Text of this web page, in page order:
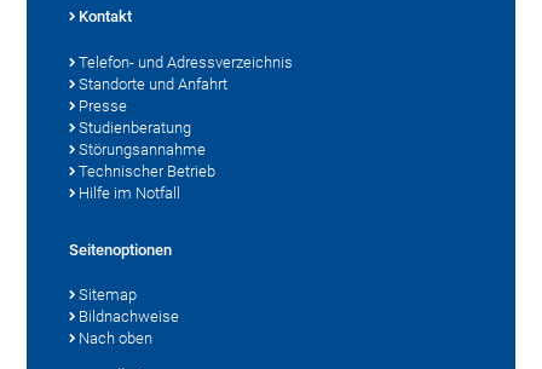
Kontakt
Telefon- und Adressverzeichnis
Standorte und Anfahrt
Presse
Studienberatung
Störungsannahme
Technischer Betrieb
Hilfe im Notfall
Seitenoptionen
Sitemap
Bildnachweise
Nach oben